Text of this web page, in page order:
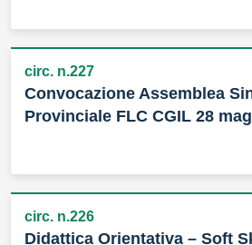
circ. n.227
Convocazione Assemblea
Provinciale FLC CGIL 28
circ. n.226
Didattica Orientativa – Soft